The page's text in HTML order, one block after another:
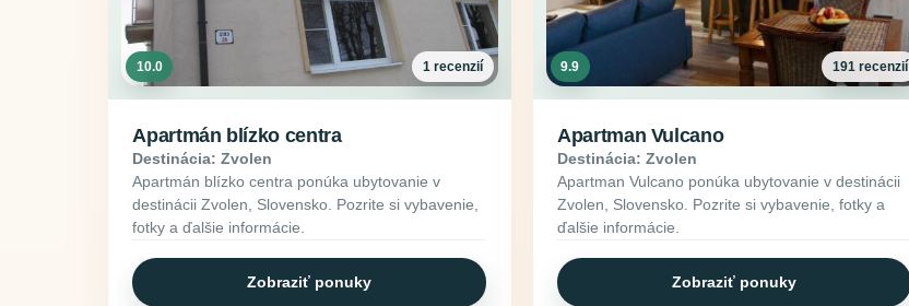
10.0 1 recenzií
Apartmán blízko centra
Destinácia: Zvolen
Apartmán blízko centra ponúka ubytovanie v
destinácii Zvolen, Slovensko. Pozrite si vybavenie,
fotky a ďalšie informácie.
Zobraziť ponuky
9.9 191 recenzií
Apartman Vulcano
Destinácia: Zvolen
Apartman Vulcano ponúka ubytovanie v destinácii
Zvolen, Slovensko. Pozrite si vybavenie, fotky a
ďalšie informácie.
Zobraziť ponuky